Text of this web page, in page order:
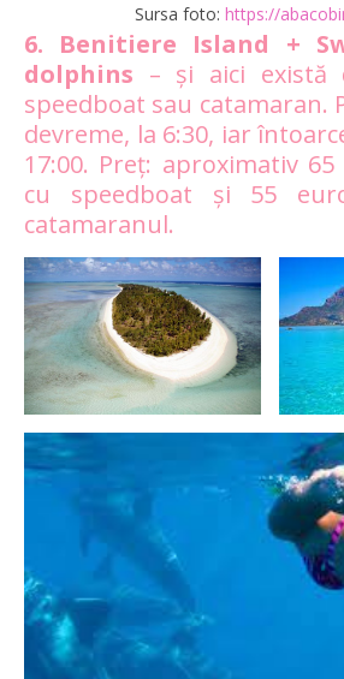
Sursa foto: https://
6. Benitiere Island +
dolphins – și aici există
speedboat sau catamaran.
devreme, la 6:30, iar
17:00. Preț: aproximativ
cu speedboat și 55
catamaranul.